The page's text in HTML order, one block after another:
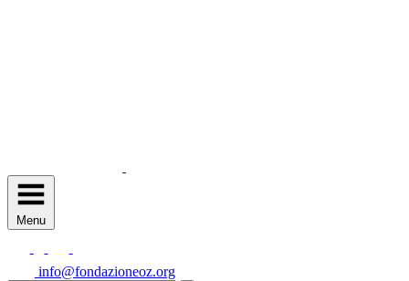
Menu
info@fondazioneoz.org